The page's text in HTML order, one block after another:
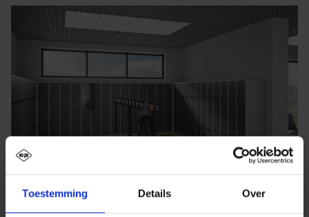
Toestemming Details Over